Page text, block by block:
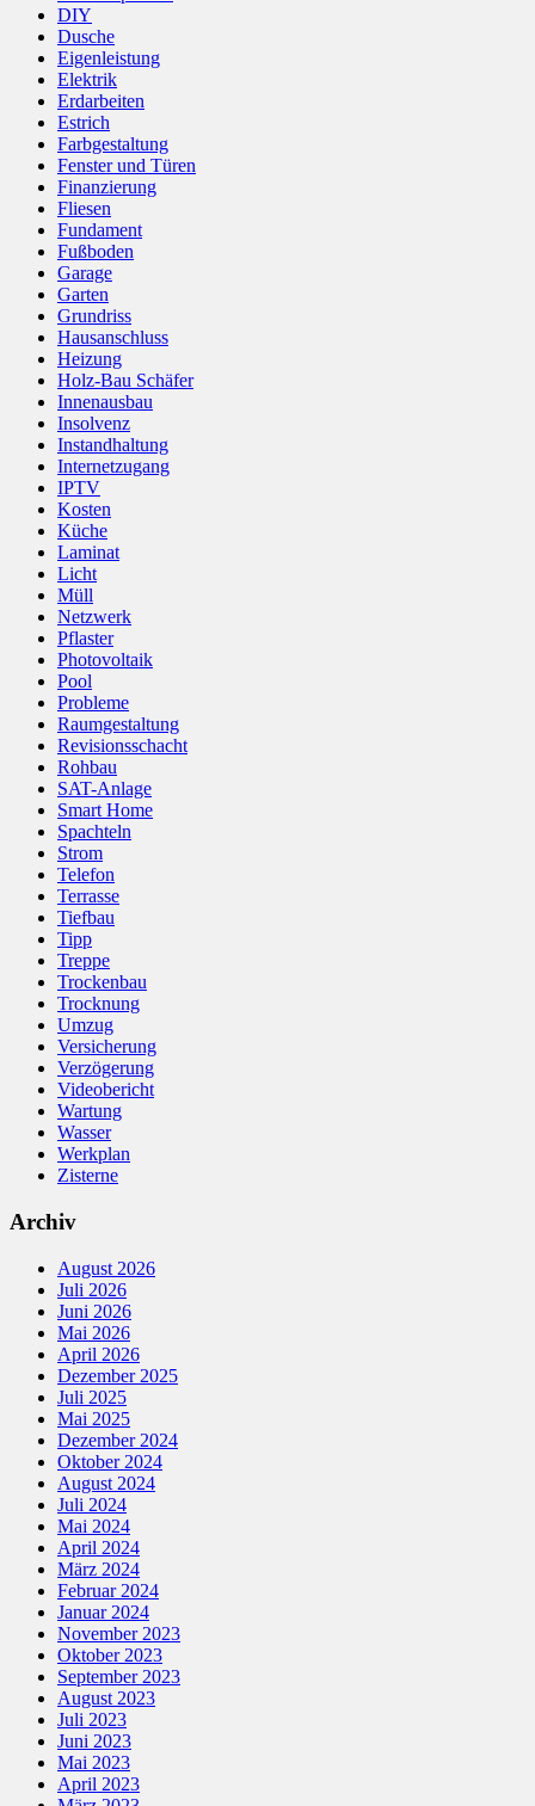
DIY
Dusche
Eigenleistung
Elektrik
Erdarbeiten
Estrich
Farbgestaltung
Fenster und Türen
Finanzierung
Fliesen
Fundament
Fußboden
Garage
Garten
Grundriss
Hausanschluss
Heizung
Holz-Bau Schäfer
Innenausbau
Insolvenz
Instandhaltung
Internetzugang
IPTV
Kosten
Küche
Laminat
Licht
Müll
Netzwerk
Pflaster
Photovoltaik
Pool
Probleme
Raumgestaltung
Revisionsschacht
Rohbau
SAT-Anlage
Smart Home
Spachteln
Strom
Telefon
Terrasse
Tiefbau
Tipp
Treppe
Trockenbau
Trocknung
Umzug
Versicherung
Verzögerung
Videobericht
Wartung
Wasser
Werkplan
Zisterne
Archiv
August 2026
Juli 2026
Juni 2026
Mai 2026
April 2026
Dezember 2025
Juli 2025
Mai 2025
Dezember 2024
Oktober 2024
August 2024
Juli 2024
Mai 2024
April 2024
März 2024
Februar 2024
Januar 2024
November 2023
Oktober 2023
September 2023
August 2023
Juli 2023
Juni 2023
Mai 2023
April 2023